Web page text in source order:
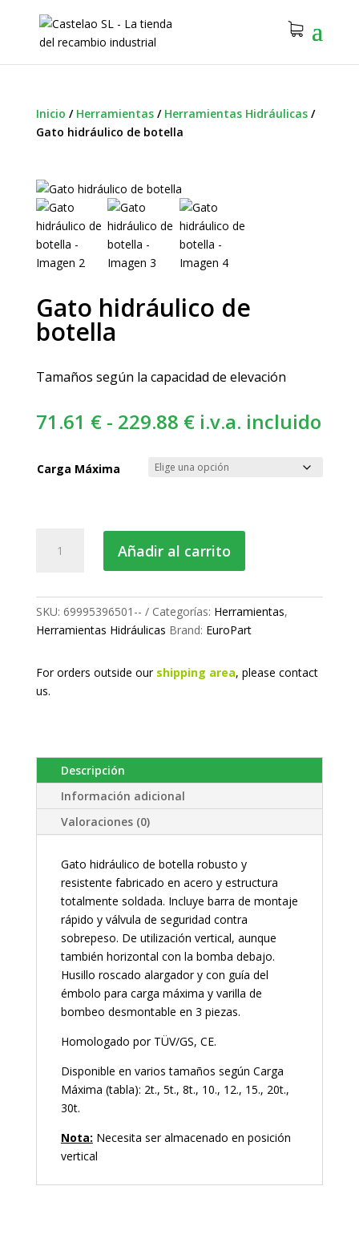
Inicio / Herramientas/ Herramientas Hidráulicas/
Gato hidráulico de botella
Gato hidráulico de
botella
Tamaños según la capacidad de elevación
71.61 € - 229.88 €Rango
precios:
hasta
229.88 €
i.v.a. incluido
Carga Máxima
hidráulico
cantidad
Añadir al carrito
SKU: 69995396501-- Categorías: Herramientas,
Herramientas Hidráulicas Brand: EuroPart
For orders outside our shipping area, please contact
us.
Descripción
Información adicional
Valoraciones (0)
Gato hidráulico de botella robusto y
resistente fabricado en acero y estructura
totalmente soldada. Incluye barra de montaje
rápido y válvula de seguridad contra
sobrepeso. De utilización vertical, aunque
también horizontal con la bomba debajo.
Husillo roscado alargador y con guía del
émbolo para carga máxima y varilla de
bombeo desmontable en 3 piezas.
Homologado por TÜV/GS, CE.
Disponible en varios tamaños según Carga
Máxima (tabla): 2t., 5t., 8t., 10., 12., 15., 20t.,
30t.
Nota: Necesita ser almacenado en posición
vertical